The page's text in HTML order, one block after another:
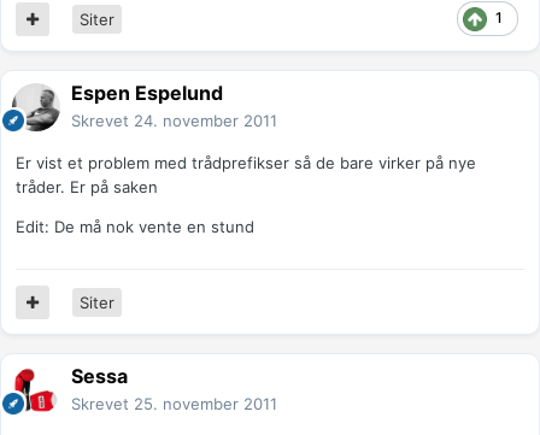
1
Siter
Espen Espelund
Skrevet 24. november 2011
Er vist et problem med trådprefikser så de bare virker på nye
tråder. Er på saken
Edit: De må nok vente en stund
Siter
Sessa
Skrevet 25. november 2011